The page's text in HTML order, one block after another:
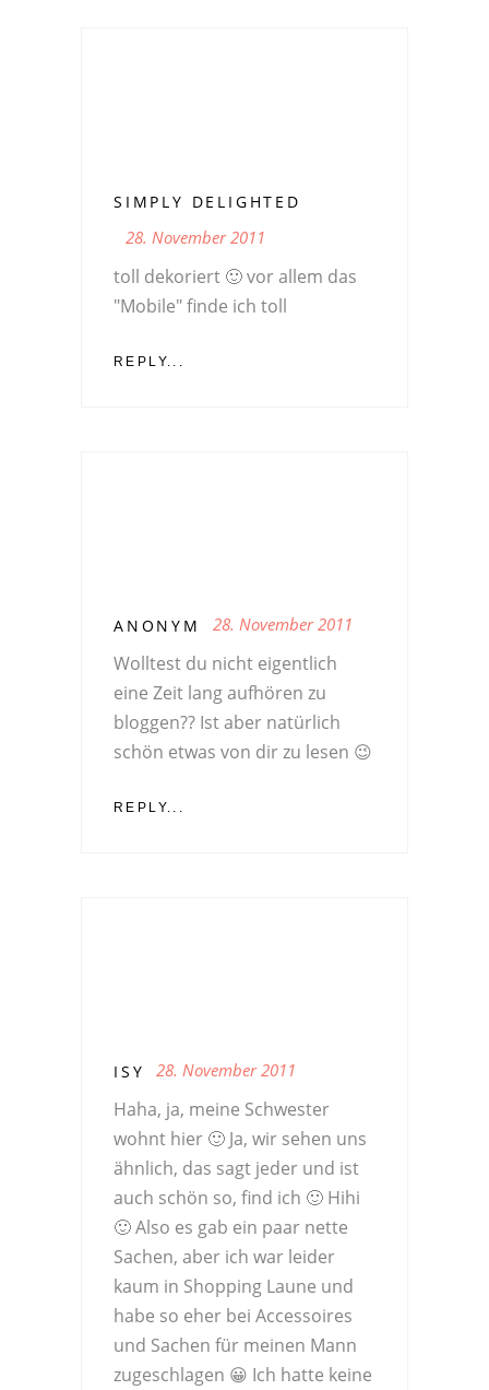
SIMPLY DELIGHTED
28. November 2011
toll dekoriert 🙂 vor allem das
"Mobile" finde ich toll
REPLY...
ANONYM 28. November 2011
Wolltest du nicht eigentlich
eine Zeit lang aufhören zu
bloggen?? Ist aber natürlich
schön etwas von dir zu lesen 😉
REPLY...
ISY 28. November 2011
Haha, ja, meine Schwester
wohnt hier 🙂 Ja, wir sehen uns
ähnlich, das sagt jeder und ist
auch schön so, find ich 🙂 Hihi
🙂 Also es gab ein paar nette
Sachen, aber ich war leider
kaum in Shopping Laune und
habe so eher bei Accessoires
und Sachen für meinen Mann
zugeschlagen 😀 Ich hatte keine